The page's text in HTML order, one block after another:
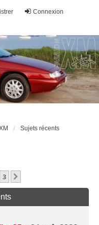
Connexion
Sujets récents
3